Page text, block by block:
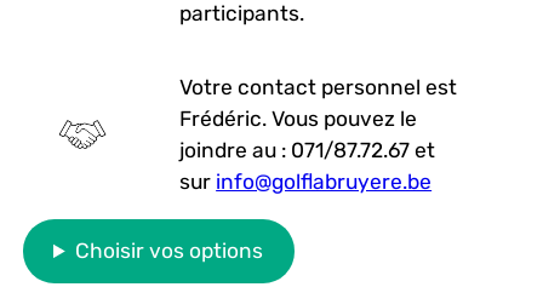
participants.
Votre contact personnel est
Frédéric. Vous pouvez le
joindre au : 071/87.72.67 et
sur info@golflabruyere.be
Choisir vos options